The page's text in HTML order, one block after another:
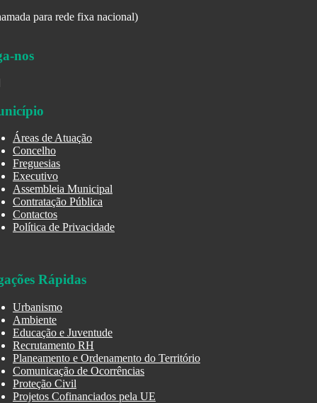
para rede fixa nacional)
nos
Áreas de Atuação
Concelho
Freguesias
Executivo
Assembleia Municipal
Contratação Pública
Contactos
Política de Privacidade
Rápidas
Urbanismo
Ambiente
Educação e Juventude
Recrutamento RH
Planeamento e Ordenamento do Território
Comunicação de Ocorrências
Proteção Civil
Projetos Cofinanciados pela UE